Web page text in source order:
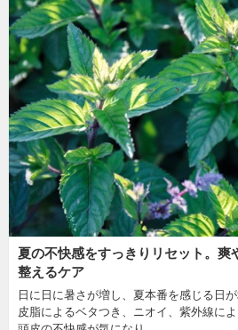
夏の不快感をすっきりリセット。爽
整えるケア
日に日に暑さが増し、夏本番を感じる日
皮脂によるベタつき、ニオイ、紫外線に